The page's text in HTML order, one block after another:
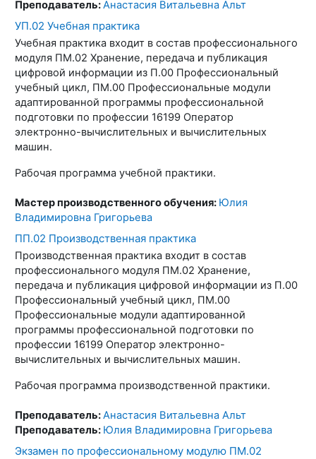
Преподаватель:Анастасия Витальевна Альт
УП.02 Учебная практика
Учебная практика входит в состав профессионального
модуля ПМ.02 Хранение, передача и публикация
цифровой информации из П.00 Профессиональный
учебный цикл, ПМ.00 Профессиональные модули
адаптированной программы профессиональной
подготовки по профессии 16199 Оператор
электронно-вычислительных и вычислительных
машин.
Рабочая программа учебной практики.
Мастер производственного обучения: Юлия
Владимировна Григорьева
ПП.02 Производственная практика
Производственная практика входит в состав
профессионального модуля ПМ.02 Хранение,
передача и публикация цифровой информации из П.00
Профессиональный учебный цикл, ПМ.00
Профессиональные модули адаптированной
программы профессиональной подготовки по
профессии 16199 Оператор электронно-
вычислительных и вычислительных машин.
Рабочая программа производственной практики.
Преподаватель:Анастасия Витальевна Альт
Преподаватель: Юлия Владимировна Григорьева
Экзамен по профессиональному модулю ПМ.02